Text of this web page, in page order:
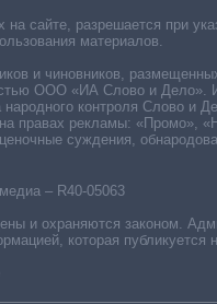
– R40-05063
и охраняются законом.
которая публикуется
сайте, разрешается при
материалов.
и чиновников,
ООО «ИА Слово и Дело».
контроля Слово и
правах рекламы: «Промо»,
суждения,